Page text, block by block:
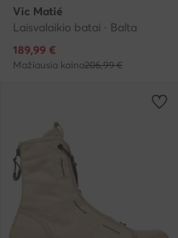
Vic Matié
Laisvalaikio batai · Balta
Dabartinė kaina
189,99 €
Mažiausia kaina206,99 €